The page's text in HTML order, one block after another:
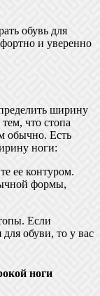
обувь для
и уверенно
ширину
что стопа
обычно. Есть
ноги:
ее контуром.
формы,
Если
для обуви, то у вас
ноги